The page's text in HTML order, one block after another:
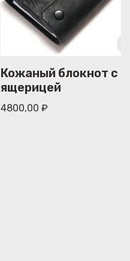
Кожаный блокнот с
ящерицей
4800,00₽